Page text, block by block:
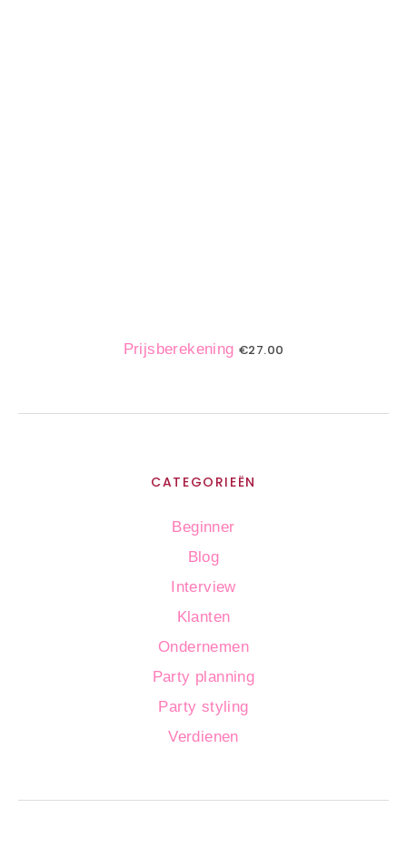
Prijsberekening €27.00
CATEGORIEËN
Beginner
Blog
Interview
Klanten
Ondernemen
Party planning
Party styling
Verdienen